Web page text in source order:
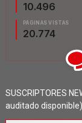
SUSCRIPTORES
auditado